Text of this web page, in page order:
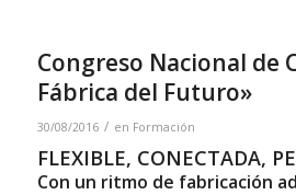
Congreso Nacional de
Fábrica del Futuro»
30/08/2016 / en Formación
FLEXIBLE, CONECTADA,
Con un ritmo de fabricación